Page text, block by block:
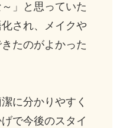
」と思っていた
され、メイクや
たのがよかった
に分かりやすく
で今後のスタイ